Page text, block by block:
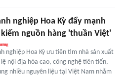
nghiệp Hoa Kỳ đẩy mạnh
nguồn hàng 'thuần Việt'
nghiệp Hoa Kỳ ưu tiên tìm nhà sản xuất
nội địa hóa cao, công nghệ tiên tiến,
nhiều nguyên liệu tại Việt Nam nhằm